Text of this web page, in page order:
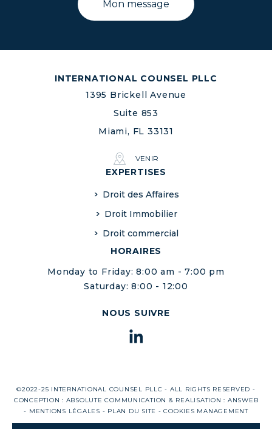
INTERNATIONAL COUNSEL PLLC
1395 Brickell Avenue
Suite 853
Miami, FL 33131
VENIR
EXPERTISES
Droit des Affaires
Droit Immobilier
Droit commercial
HORAIRES
Monday to Friday: 8:00 am - 7:00 pm
Saturday: 8:00 - 12:00
NOUS SUIVRE
©2022-25 INTERNATIONAL COUNSEL PLLC - ALL RIGHTS RESERVED -
CONCEPTION : ABSOLUTE COMMUNICATION & REALISATION : ANSWEB
- MENTIONS LÉGALES - PLAN DU SITE -COOKIES MANAGEMENT